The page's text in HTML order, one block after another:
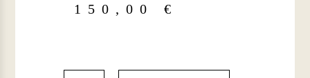
150,00€